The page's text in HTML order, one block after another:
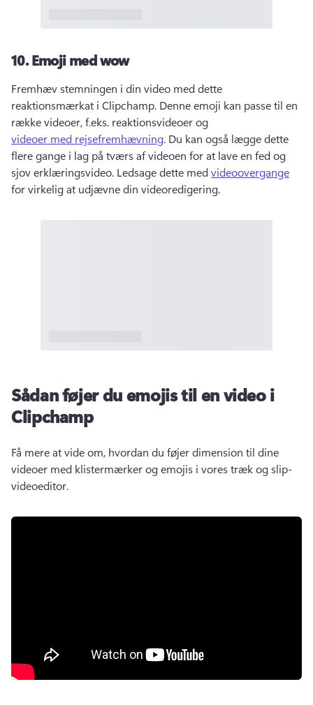
10.Emoji med wow
Fremhæv stemningen i din video med dette
reaktionsmærkat i Clipchamp. Denne emoji kan passe til en
række videoer, f.eks. reaktionsvideoer og
videoer med rejsefremhævning. Du kan også lægge dette
flere gange i lag på tværs af videoen for at lave en fed og
sjov erklæringsvideo. Ledsage dette med videoovergange
for virkelig at udjævne din videoredigering.
Sådan føjer du emojis til en video i
Clipchamp
Få mere at vide om, hvordan du føjer dimension til dine
videoer med klistermærker og emojis i vores træk og slip-
videoeditor.